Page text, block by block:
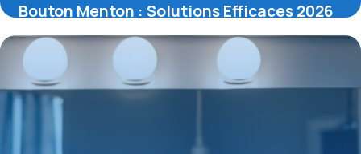
Bouton Menton : Solutions Efficaces 2026
8 mai 2026